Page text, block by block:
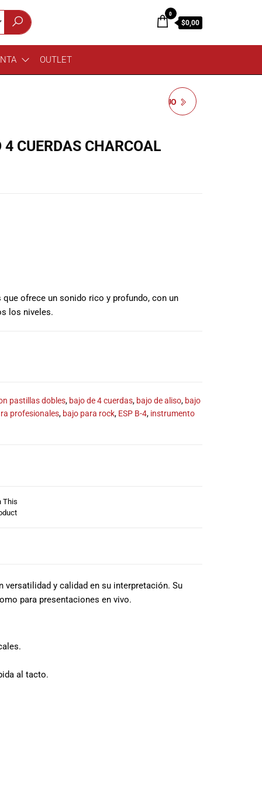
0
$0,00
OUTLET
ESP LTD B-204 SM BAJO
CUERDAS CHARCOAL
ofrece un sonido rico y profundo, con un
los niveles.
pastillas dobles, bajo de 4 cuerdas, bajo de aliso, bajo
profesionales, bajo para rock, ESP B-4, instrumento
This
y calidad en su interpretación. Su
para presentaciones en vivo.
al tacto.